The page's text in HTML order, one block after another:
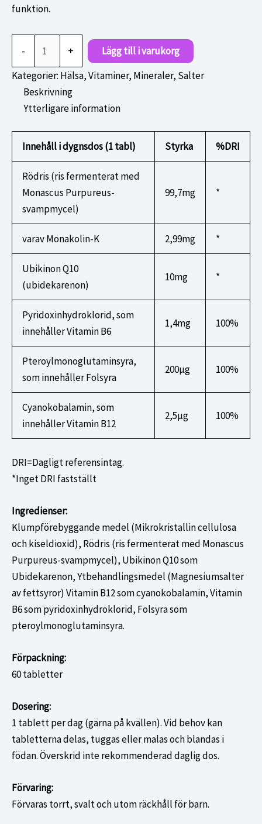
funktion.
-
mängd
+
Lägg till i varukorg
Kategorier: Hälsa,Vitaminer, Mineraler, Salter
Beskrivning
Ytterligare information
Innehåll i dygnsdos (1 tabl) Styrka %DRI
Rödris (ris fermenterat med
Monascus Purpureus-
svampmycel)
99,7mg *
varav Monakolin-K 2,99mg *
Ubikinon Q10
(ubidekarenon)
10mg *
Pyridoxinhydroklorid, som
innehåller Vitamin B6
1,4mg 100%
Pteroylmonoglutaminsyra,
som innehåller Folsyra
200µg 100%
Cyanokobalamin, som
innehåller Vitamin B12
2,5µg 100%
DRI=Dagligt referensintag.
*Inget DRI fastställt
Ingredienser:
Klumpförebyggande medel (Mikrokristallin cellulosa
och kiseldioxid), Rödris (ris fermenterat med Monascus
Purpureus-svampmycel), Ubikinon Q10 som
Ubidekarenon, Ytbehandlingsmedel (Magnesiumsalter
av fettsyror) Vitamin B12 som cyanokobalamin, Vitamin
B6 som pyridoxinhydroklorid, Folsyra som
pteroylmonoglutaminsyra.
Förpackning:
60 tabletter
Dosering:
1 tablett per dag (gärna på kvällen). Vid behov kan
tabletterna delas, tuggas eller malas och blandas i
födan. Överskrid inte rekommenderad daglig dos.
Förvaring:
Förvaras torrt, svalt och utom räckhåll för barn.